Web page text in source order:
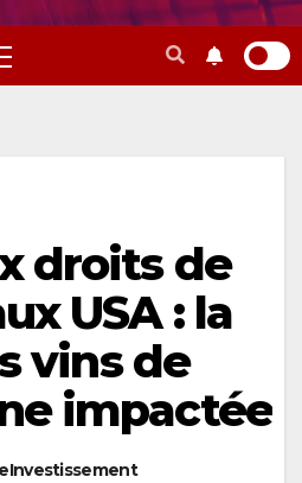
droits de
USA : la
vins de
impactée